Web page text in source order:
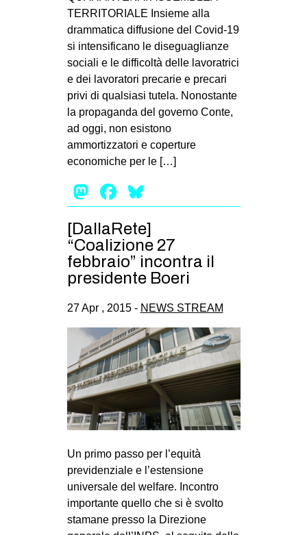
TERRITORIALE Insieme alla
drammatica diffusione del Covid-19
si intensificano le diseguaglianze
sociali e le difficoltà delle lavoratrici
e dei lavoratori precarie e precari
privi di qualsiasi tutela. Nonostante
la propaganda del governo Conte,
ad oggi, non esistono
ammortizzatori e coperture
economiche per le […]
Mastodon
Facebook
[DallaRete]
“Coalizione 27
febbraio” incontra il
presidente Boeri
27 Apr , 2015 - NEWS STREAM
Un primo passo per l’equità
previdenziale e l’estensione
universale del welfare. Incontro
importante quello che si è svolto
stamane presso la Direzione